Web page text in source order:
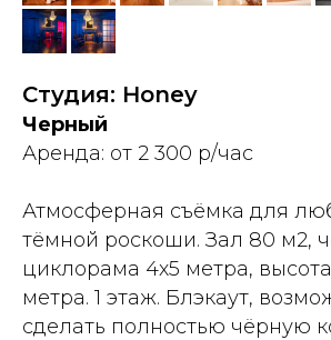
Студия: Honey
Черный
Аренда: от 2 300 р/час
Атмосферная съёмка для
тёмной роскоши. Зал 80 м2,
циклорама 4х5 метра,
метра. 1 этаж. Блэкаут,
сделать полностью чёрную